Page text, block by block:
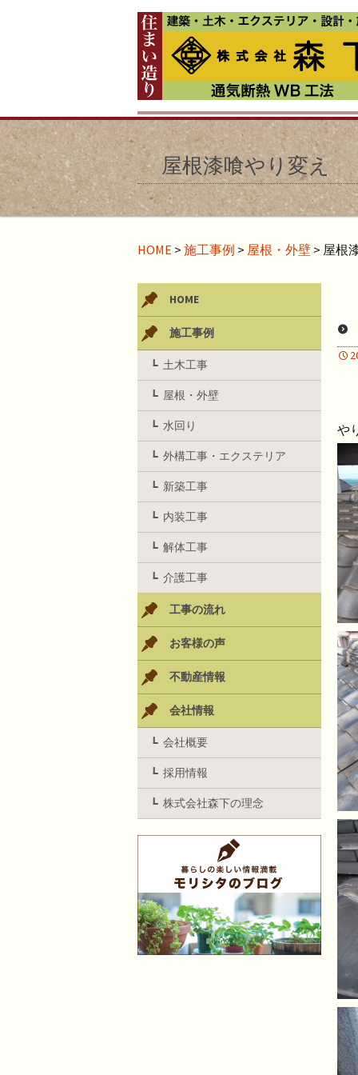
屋根漆喰やり変え
HOME > 施工事例 > 屋根・外壁 > 屋根
や
HOME
施工事例
土木工事
屋根・外壁
水回り
外構工事・エクステリア
新築工事
内装工事
解体工事
介護工事
工事の流れ
お客様の声
不動産情報
会社情報
会社概要
採用情報
株式会社森下の理念